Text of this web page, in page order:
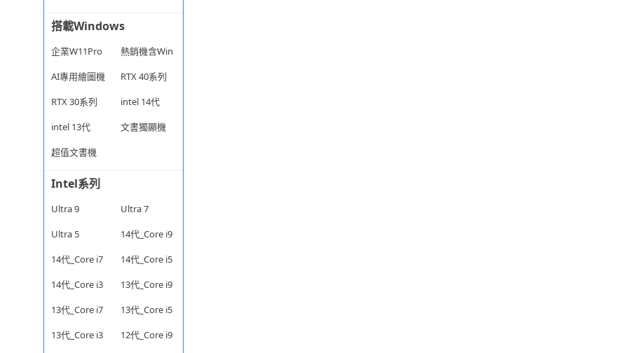
搭載Windows
企業W11Pro
熱銷機含Win
AI專用繪圖機
RTX 40系列
RTX 30系列
intel 14代
intel 13代
文書獨顯機
超值文書機
Intel系列
Ultra 9
Ultra 7
Ultra 5
14代_Core i9
14代_Core i7
14代_Core i5
14代_Core i3
13代_Core i9
13代_Core i7
13代_Core i5
13代_Core i3
12代_Core i9